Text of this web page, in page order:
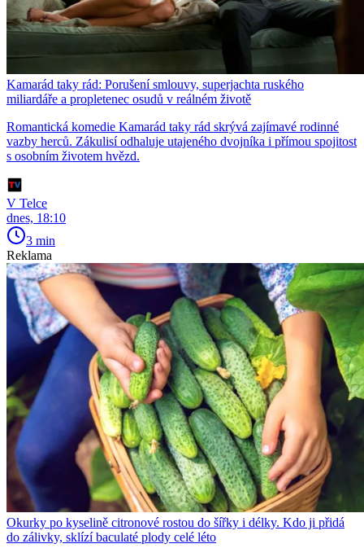
Kamarád taky rád: Porušení smlouvy, superjachta ruského
miliardáře a propletenec osudů v reálném životě
Romantická komedie Kamarád taky rád skrývá zajímavé rodinné
vazby herců. Zákulisí odhaluje utajeného dvojníka i přímou spojitost
s osobním životem hvězd.
V Telce
dnes, 18:10
3 min
Reklama
Okurky po kyselině citronové rostou do šířky i délky. Kdo ji přidá
do zálivky, sklízí baculaté plody celé léto